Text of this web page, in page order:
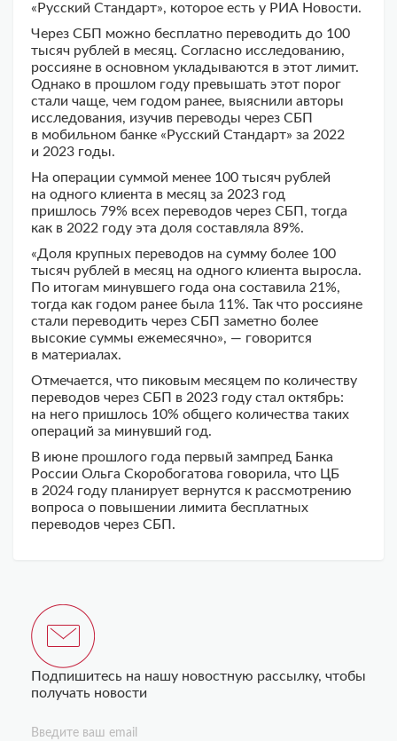
«Русский Стандарт», которое есть у РИА Новости.
Через СБП можно бесплатно переводить до 100
тысяч рублей в месяц. Согласно исследованию,
россияне в основном укладываются в этот лимит.
Однако в прошлом году превышать этот порог
стали чаще, чем годом ранее, выяснили авторы
исследования, изучив переводы через СБП
в мобильном банке «Русский Стандарт» за 2022
и 2023 годы.
На операции суммой менее 100 тысяч рублей
на одного клиента в месяц за 2023 год
пришлось 79% всех переводов через СБП, тогда
как в 2022 году эта доля составляла 89%.
«Доля крупных переводов на сумму более 100
тысяч рублей в месяц на одного клиента выросла.
По итогам минувшего года она составила 21%,
тогда как годом ранее была 11%. Так что россияне
стали переводить через СБП заметно более
высокие суммы ежемесячно», — говорится
в материалах.
Отмечается, что пиковым месяцем по количеству
переводов через СБП в 2023 году стал октябрь:
на него пришлось 10% общего количества таких
операций за минувший год.
В июне прошлого года первый зампред Банка
России Ольга Скоробогатова говорила, что ЦБ
в 2024 году планирует вернутся к рассмотрению
вопроса о повышении лимита бесплатных
переводов через СБП.
Подпишитесь на нашу новостную рассылку, чтобы
получать новости
Введите ваш email